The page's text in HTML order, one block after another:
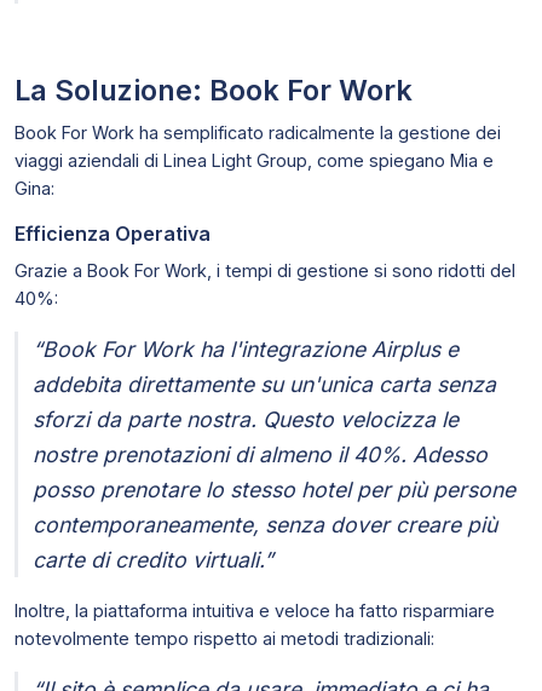
La Soluzione: Book For Work
Book For Work ha semplificato radicalmente la gestione dei
viaggi aziendali di Linea Light Group, come spiegano Mia e
Gina:
Efficienza Operativa
Grazie a Book For Work, i tempi di gestione si sono ridotti del
40%:
“Book For Work ha l'integrazione Airplus e
addebita direttamente su un'unica carta senza
sforzi da parte nostra. Questo velocizza le
nostre prenotazioni di almeno il 40%. Adesso
posso prenotare lo stesso hotel per più persone
contemporaneamente, senza dover creare più
carte di credito virtuali.”
Inoltre, la piattaforma intuitiva e veloce ha fatto risparmiare
notevolmente tempo rispetto ai metodi tradizionali: